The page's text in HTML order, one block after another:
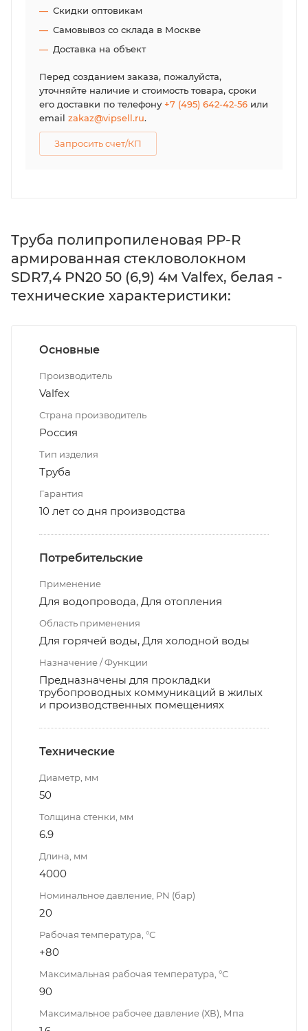
Скидки оптовикам
Самовывоз со склада в Москве
Доставка на объект
Перед созданием заказа, пожалуйста,
уточняйте наличие и стоимость товара, сроки
его доставки по телефону+7 (495) 642-42-56 или
email zakaz@vipsell.ru.
Запросить счет/КП
Труба полипропиленовая PP-R
армированная стекловолокном
SDR7,4 PN20 50 (6,9) 4м Valfex, белая -
технические характеристики:
Основные
Производитель
Valfex
Страна производитель
Россия
Тип изделия
Труба
Гарантия
10 лет со дня производства
Потребительские
Применение
Для водопровода, Для отопления
Область применения
Для горячей воды, Для холодной воды
Назначение / Функции
Предназначены для прокладки
трубопроводных коммуникаций в жилых
и производственных помещениях
Технические
Диаметр, мм
50
Толщина стенки, мм
6.9
Длина, мм
4000
Номинальное давление, PN (бар)
20
Рабочая температура, °С
+80
Максимальная рабочая температура, °С
90
Максимальное рабочее давление (ХВ), Мпа